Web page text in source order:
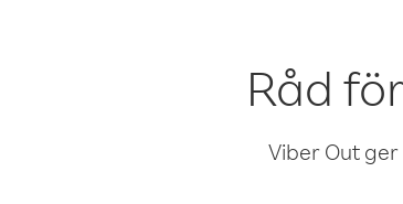
Råd
Viber Out